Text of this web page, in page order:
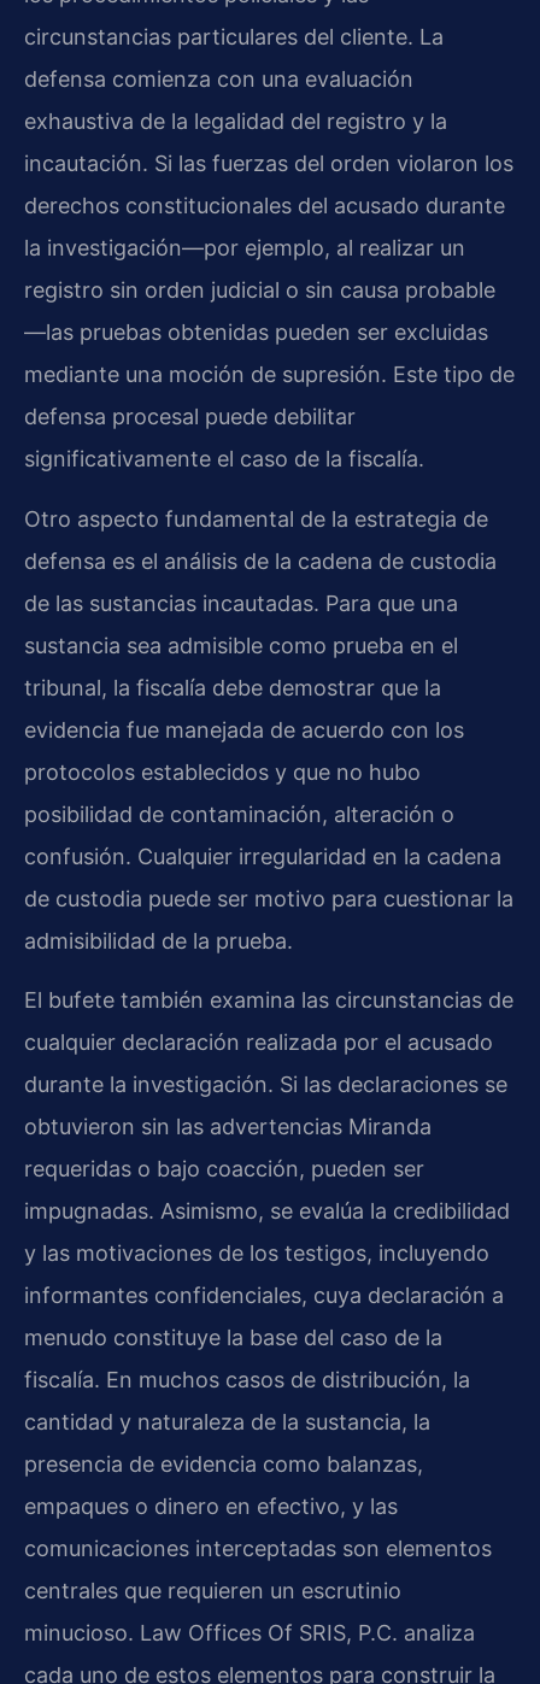
circunstancias particulares del cliente. La
defensa comienza con una evaluación
exhaustiva de la legalidad del registro y la
incautación. Si las fuerzas del orden violaron los
derechos constitucionales del acusado durante
la investigación—por ejemplo, al realizar un
registro sin orden judicial o sin causa probable
—las pruebas obtenidas pueden ser excluidas
mediante una moción de supresión. Este tipo de
defensa procesal puede debilitar
significativamente el caso de la fiscalía.
Otro aspecto fundamental de la estrategia de
defensa es el análisis de la cadena de custodia
de las sustancias incautadas. Para que una
sustancia sea admisible como prueba en el
tribunal, la fiscalía debe demostrar que la
evidencia fue manejada de acuerdo con los
protocolos establecidos y que no hubo
posibilidad de contaminación, alteración o
confusión. Cualquier irregularidad en la cadena
de custodia puede ser motivo para cuestionar la
admisibilidad de la prueba.
El bufete también examina las circunstancias de
cualquier declaración realizada por el acusado
durante la investigación. Si las declaraciones se
obtuvieron sin las advertencias Miranda
requeridas o bajo coacción, pueden ser
impugnadas. Asimismo, se evalúa la credibilidad
y las motivaciones de los testigos, incluyendo
informantes confidenciales, cuya declaración a
menudo constituye la base del caso de la
fiscalía. En muchos casos de distribución, la
cantidad y naturaleza de la sustancia, la
presencia de evidencia como balanzas,
empaques o dinero en efectivo, y las
comunicaciones interceptadas son elementos
centrales que requieren un escrutinio
minucioso. Law Offices Of SRIS, P.C. analiza
cada uno de estos elementos para construir la